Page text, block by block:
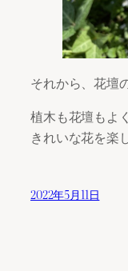
それから、花壇
植木も花壇もよ
きれいな花を楽
2022年5月11日